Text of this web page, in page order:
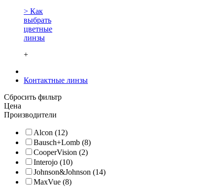
> Как
выбрать
цветные
линзы
+
Контактные линзы
Сбросить фильтр
Цена
Производители
Alcon (12)
Bausch+Lomb (8)
CooperVision (2)
Interojo (10)
Johnson&Johnson (14)
MaxVue (8)